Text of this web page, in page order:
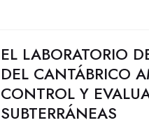
EL LABORATORIO
DEL CANTÁBRICO
CONTROL Y
SUBTERRÁNEAS